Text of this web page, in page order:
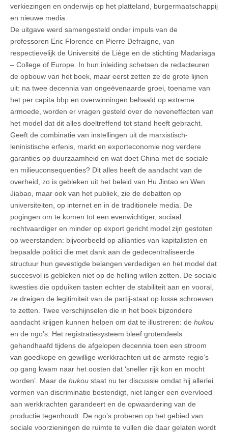
verkiezingen en onderwijs op het platteland, burgermaatschappij
en nieuwe media.
De uitgave werd samengesteld onder impuls van de
professoren Eric Florence en Pierre Defraigne, van
respectievelijk de Université de Liège en de stichting Madariaga
– College of Europe. In hun inleiding schetsen de redacteuren
de opbouw van het boek, maar eerst zetten ze de grote lijnen
uit: na twee decennia van ongeëvenaarde groei, toename van
het per capita bbp en overwinningen behaald op extreme
armoede, worden er vragen gesteld over de neveneffecten van
het model dat dit alles doeltreffend tot stand heeft gebracht.
Geeft de combinatie van instellingen uit de marxistisch-
leninistische erfenis, markt en exporteconomie nog verdere
garanties op duurzaamheid en wat doet China met de sociale
en milieuconsequenties? Dit alles heeft de aandacht van de
overheid, zo is gebleken uit het beleid van Hu Jintao en Wen
Jiabao, maar ook van het publiek, zie de debatten op
universiteiten, op internet en in de traditionele media. De
pogingen om te komen tot een evenwichtiger, sociaal
rechtvaardiger en minder op export gericht model zijn gestoten
op weerstanden: bijvoorbeeld op allianties van kapitalisten en
bepaalde politici die met dank aan de gedecentraliseerde
structuur hun gevestigde belangen verdedigen en het model dat
succesvol is gebleken niet op de helling willen zetten. De sociale
kwesties die opduiken tasten echter de stabiliteit aan en vooral,
ze dreigen de legitimiteit van de partij-staat op losse schroeven
te zetten. Twee verschijnselen die in het boek bijzondere
aandacht krijgen kunnen helpen om dat te illustreren: de hukou
en de ngo’s. Het registratiesysteem bleef grotendeels
gehandhaafd tijdens de afgelopen decennia toen een stroom
van goedkope en gewillige werkkrachten uit de armste regio’s
op gang kwam naar het oosten dat ‘sneller rijk kon en mocht
worden’. Maar de hukou staat nu ter discussie omdat hij allerlei
vormen van discriminatie bestendigt, niet langer een overvloed
aan werkkrachten garandeert en de opwaardering van de
productie tegenhoudt. De ngo’s proberen op het gebied van
sociale voorzieningen de ruimte te vullen die daar gelaten wordt